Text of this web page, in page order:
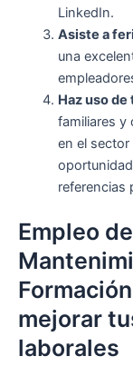
LinkedIn.
Asiste a
una
Haz uso
familiares y
en el sector
referencias
Empleo
mejorar
laborales